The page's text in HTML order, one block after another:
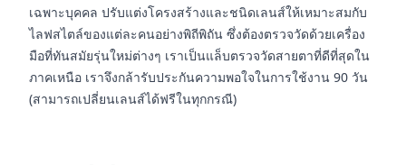
เฉพาะบุคคล ปรับแต่งโครงสร้างและชนิดเลนส์ให้เหมาะสมกับ
ไลฟสไตล์ของแต่ละคนอย่างพิถีพิถัน ซึ่งต้องตรวจวัดด้วยเครื่อง
มือที่ทันสมัยรุ่นใหม่ต่างๆ เราเป็นแล็บตรวจวัดสายตาที่ดีที่สุดใน
ภาคเหนือ เราจึงกล้ารับประกันความพอใจในการใช้งาน 90 วัน
(สามารถเปลี่ยนเลนส์ได้ฟรีในทุกกรณี)